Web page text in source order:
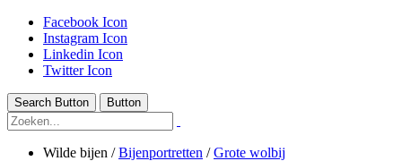
Facebook Icon
Instagram Icon
Linkedin Icon
Twitter Icon
Search Button Button
Wilde bijen /Bijenportretten /Grote wolbij